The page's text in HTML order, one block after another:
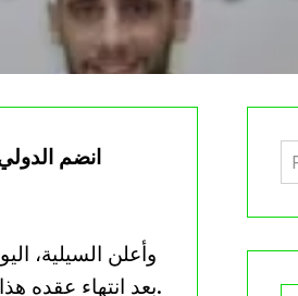
انضم
وأعلن السيلية،
بعد انتهاء عقده هذا الصيف مع النادي القطري الآخر، الوكرة.